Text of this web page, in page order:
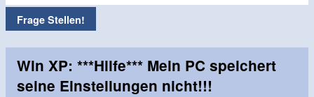
Frage Stellen!
Win XP: ***Hilfe*** Mein PC speichert
seine Einstellungen nicht!!!